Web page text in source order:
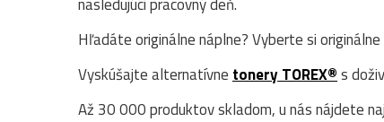
Hľadáte originálne náplne? Vyberte si originálne
Vyskúšajte alternatívne tonery TOREX®s
Až 30 000 produktov skladom, u nás nájdete